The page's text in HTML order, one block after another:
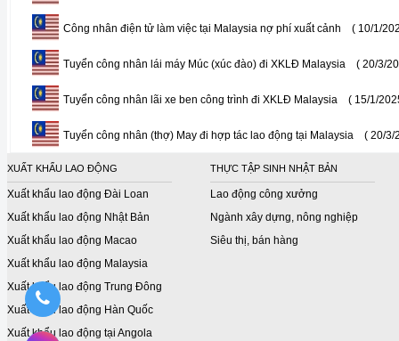
Công nhân điện tử làm việc tại Malaysia nợ phí xuất cảnh ( 10/1/
Tuyển công nhân lái máy Múc (xúc đào) đi XKLĐ Malaysia ( 20/3/
Tuyển công nhân lãi xe ben công trình đi XKLĐ Malaysia ( 15/1/
Tuyển công nhân (thợ) May đi hợp tác lao động tại Malaysia ( 20/3/
XUẤT KHẨU LAO ĐỘNG
Xuất khẩu lao động Đài Loan
Xuất khẩu lao động Nhật Bản
Xuất khẩu lao động Macao
Xuất khẩu lao động Malaysia
Xuất khẩu lao động Trung Đông
Xuất khẩu lao động Hàn Quốc
Xuất khẩu lao động tại Angola
THỰC TẬP SINH NHẬT BẢN
Lao động công xưởng
Ngành xây dựng, nông nghiệp
Siêu thị, bán hàng